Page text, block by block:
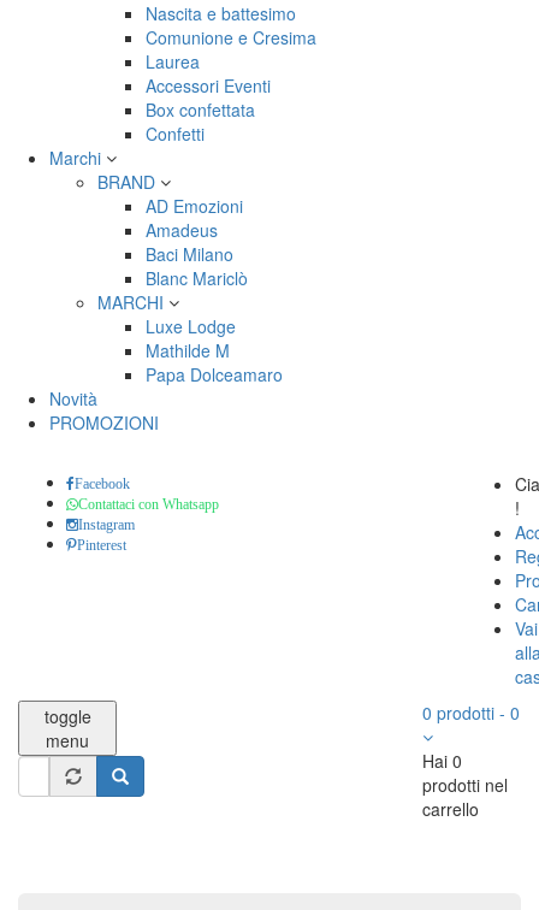
Nascita e battesimo
Comunione e Cresima
Laurea
Accessori Eventi
Box confettata
Confetti
Marchi
BRAND
AD Emozioni
Amadeus
Baci Milano
Blanc Mariclò
MARCHI
Luxe Lodge
Mathilde M
Papa Dolceamaro
Novità
PROMOZIONI
Facebook
Contattaci con Whatsapp
Instagram
Pinterest
!
Vai
toggle
menu
Form
0 prodotti - 0
Hai 0
prodotti nel
carrello